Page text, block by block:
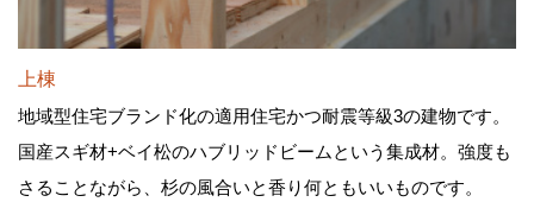
上棟
地域型住宅ブランド化の適用住宅かつ耐震等級3の建物です。
国産スギ材+ベイ松のハブリッドビームという集成材。強度も
さることながら、杉の風合いと香り何ともいいものです。